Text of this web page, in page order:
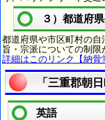
３）都道府
都道府県や市区町村の
旨・宗派についての制限
詳細はこのリンク【納骨
「三重郡朝
英語